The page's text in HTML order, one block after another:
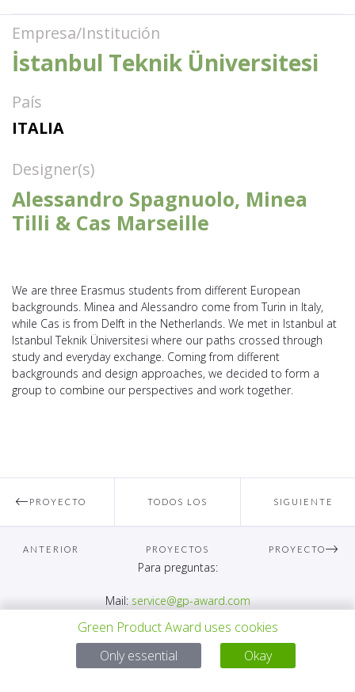
Empresa/Institución
İstanbul Teknik Üniversitesi
País
ITALIA
Designer(s)
Alessandro Spagnuolo, Minea
Tilli & Cas Marseille
We are three Erasmus students from different European
backgrounds. Minea and Alessandro come from Turin in Italy,
while Cas is from Delft in the Netherlands. We met in Istanbul at
Istanbul Teknik Üniversitesi where our paths crossed through
study and everyday exchange. Coming from different
backgrounds and design approaches, we decided to form a
group to combine our perspectives and work together.
PROYECTO
ANTERIOR
TODOS LOS
PROYECTOS
SIGUIENTE
PROYECTO
Para preguntas:
Mail: service@gp-award.com
Green Product Award uses cookies
Only essential
Okay